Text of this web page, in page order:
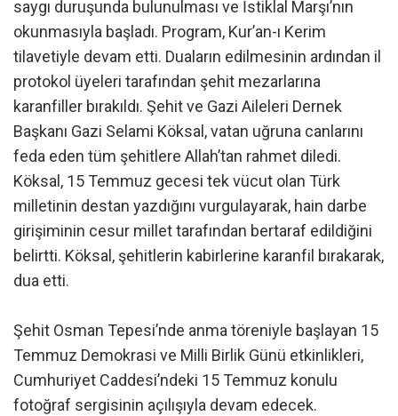
saygı duruşunda bulunulması ve İstiklal Marşı’nın
okunmasıyla başladı. Program, Kur’an-ı Kerim
tilavetiyle devam etti. Duaların edilmesinin ardından il
protokol üyeleri tarafından şehit mezarlarına
karanfiller bırakıldı. Şehit ve Gazi Aileleri Dernek
Başkanı Gazi Selami Köksal, vatan uğruna canlarını
feda eden tüm şehitlere Allah’tan rahmet diledi.
Köksal, 15 Temmuz gecesi tek vücut olan Türk
milletinin destan yazdığını vurgulayarak, hain darbe
girişiminin cesur millet tarafından bertaraf edildiğini
belirtti. Köksal, şehitlerin kabirlerine karanfil bırakarak,
dua etti.
Şehit Osman Tepesi’nde anma töreniyle başlayan 15
Temmuz Demokrasi ve Milli Birlik Günü etkinlikleri,
Cumhuriyet Caddesi’ndeki 15 Temmuz konulu
fotoğraf sergisinin açılışıyla devam edecek.